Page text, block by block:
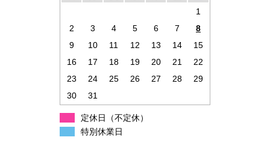
1
2
3 4 5 6 7
8
9
10 11 12 13 14
15
16
17 18 19 20 21
22
23
24 25 26 27 28
29
30
31
定休日（不定休）
特別休業日